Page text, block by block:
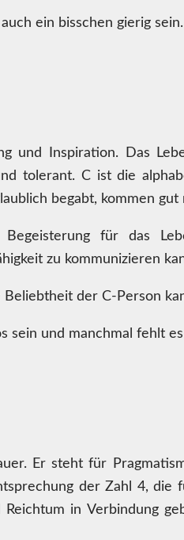
ein bisschen gierig sein.
und Inspiration. Das
tolerant. C ist die
begabt, kommen
für das
zu kommunizieren
der C-Person
und manchmal fehlt
Er steht für
der Zahl 4,
in Verbindung